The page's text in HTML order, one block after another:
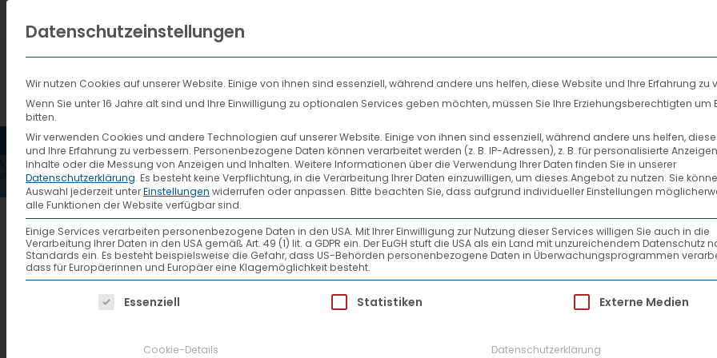
HOME AKTUELLES VTL DIENSTLEISTUNGEN SYSTEMPARTNER
PRESSESPIEGEL
Die Kunst, richtig zu wachsen
VerkehrsRUNDSCHAU
Zum Presseartikel
Datenschutzeinstellungen
Wir nutzen Cookies auf unserer Website. Einige von ihnen sind essenziell, während andere uns helfen, diese Website und Ihre Erfahrung zu
Wenn Sie unter 16 Jahre alt sind und Ihre Einwilligung zu optionalen Services geben möchten, müssen Sie Ihre Erziehungsberechtigten um
bitten.
Wir verwenden Cookies und andere Technologien auf unserer Website. Einige von ihnen sind essenziell, während andere uns helfen,
und Ihre Erfahrung zu verbessern. Personenbezogene Daten können verarbeitet werden (z. B. IP-Adressen), z. B. für personalisierte
Inhalte oder die Messung von Anzeigen und Inhalten. Weitere Informationen über die Verwendung Ihrer Daten finden Sie in unserer
Datenschutzerklärung. Es besteht keine Verpflichtung, in die Verarbeitung Ihrer Daten einzuwilligen, um dieses Angebot zu nutzen. Sie
Auswahl jederzeit unterEinstellungen widerrufen oder anpassen. Bitte beachten Sie, dass aufgrund individueller Einstellungen
alle Funktionen der Website verfügbar sind.
Einige Services verarbeiten personenbezogene Daten in den USA. Mit Ihrer Einwilligung zur Nutzung dieser Services willigen Sie auch in die
Verarbeitung Ihrer Daten in den USA gemäß Art. 49 (1) lit. a GDPR ein. Der EuGH stuft die USA als ein Land mit unzureichendem Datenschutz
Standards ein. Es besteht beispielsweise die Gefahr, dass US-Behörden personenbezogene Daten in Überwachungsprogrammen
dass für Europäerinnen und Europäer eine Klagemöglichkeit besteht.
Es folgt eine Liste der Service-Gruppen, für die eine Einwilligung erteilt werden
Essenziell Statistiken Externe Medien
Cookie-Details Datenschutzerklärung